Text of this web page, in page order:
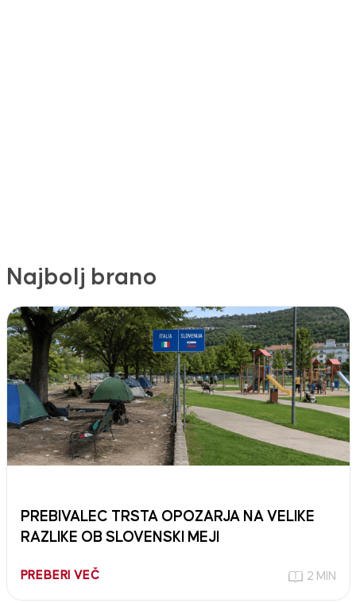
Najbolj brano
PREBIVALEC TRSTA OPOZARJA NA VELIKE
RAZLIKE OB SLOVENSKI MEJI
PREBERI VEČ 2 MIN